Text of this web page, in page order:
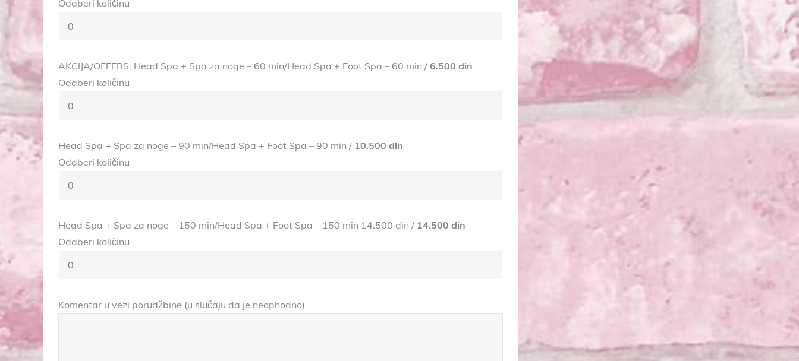
Odaberi količinu
AKCIJA/OFFERS: Head Spa + Spa za noge – 60 min/Head Spa + Foot Spa – 60 min / 6.500 din
Odaberi količinu
Head Spa + Spa za noge – 90 min/Head Spa + Foot Spa – 90 min / 10.500 din
Odaberi količinu
Head Spa + Spa za noge – 150 min/Head Spa + Foot Spa – 150 min 14.500 din / 14.500 din
Odaberi količinu
Komentar u vezi porudžbine (u slučaju da je neophodno)